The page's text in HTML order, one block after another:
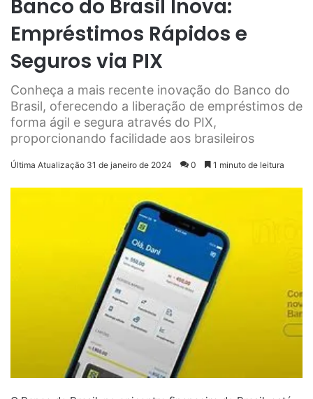
Banco do Brasil Inova:
Empréstimos Rápidos e
Seguros via PIX
Conheça a mais recente inovação do Banco do
Brasil, oferecendo a liberação de empréstimos de
forma ágil e segura através do PIX,
proporcionando facilidade aos brasileiros
Última Atualização 31 de janeiro de 2024 0 1 minuto de leitura